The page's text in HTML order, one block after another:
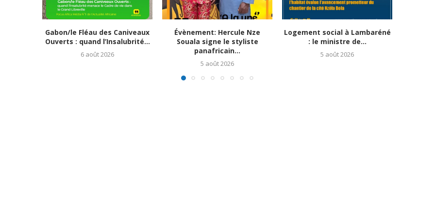
Gabon/le Fléau des Caniveaux
Ouverts : quand l’Insalubrité...
6 août 2026
Évènement: Hercule Nze
Souala signe le styliste
panafricain...
5 août 2026
Logement social à Lambaréné
: le ministre de...
5 août 2026